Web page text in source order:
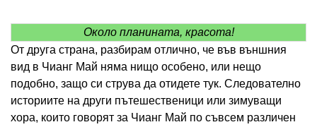
Около планината, красота!
От друга страна, разбирам отлично, че във външния
вид в Чианг Май няма нищо особено, или нещо
подобно, защо си струва да отидете тук. Следователно
историите на други пътешественици или зимуващи
хора, които говорят за Чианг Май по съвсем различен